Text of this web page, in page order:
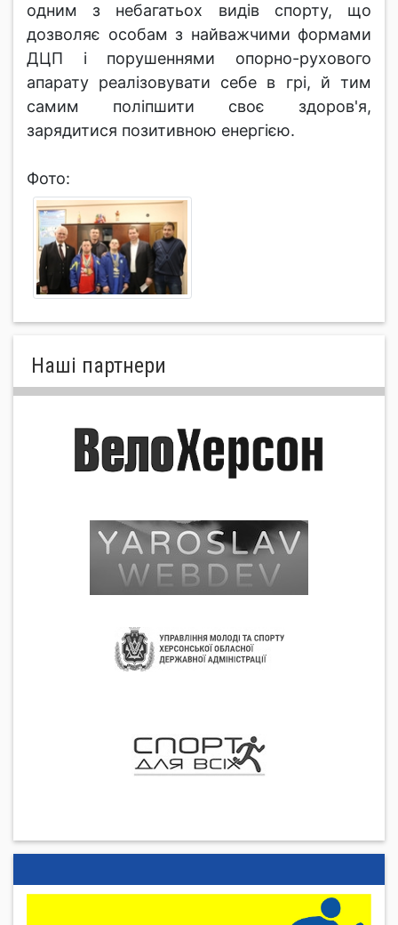
одним з небагатьох видів спорту, що
дозволяє особам з найважчими формами
ДЦП і порушеннями опорно-рухового
апарату реалізовувати себе в грі, й тим
самим поліпшити своє здоров'я,
зарядитися позитивною енергією.
Фото:
Нашi партнери